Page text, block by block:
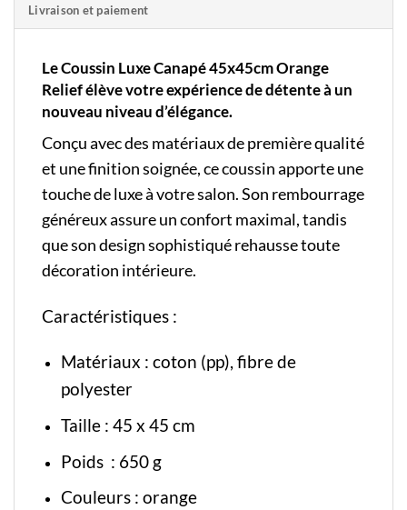
Livraison et paiement
Le Coussin Luxe Canapé 45x45cm Orange
Relief élève votre expérience de détente à un
nouveau niveau d’élégance.
Conçu avec des matériaux de première qualité
et une finition soignée, ce coussin apporte une
touche de luxe à votre salon. Son rembourrage
généreux assure un confort maximal, tandis
que son design sophistiqué rehausse toute
décoration intérieure.
Caractéristiques :
Matériaux : coton (pp), fibre de
polyester
Taille : 45 x 45 cm
Poids : 650 g
Couleurs : orange